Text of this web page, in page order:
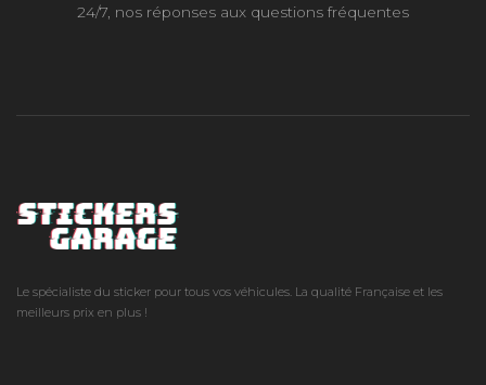
24/7, nos réponses aux questions fréquentes
Le spécialiste du sticker pour tous vos véhicules. La qualité Française et les
meilleurs prix en plus !